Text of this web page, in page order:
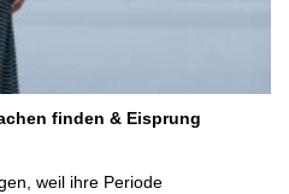
finden & Eisprung
weil ihre Periode